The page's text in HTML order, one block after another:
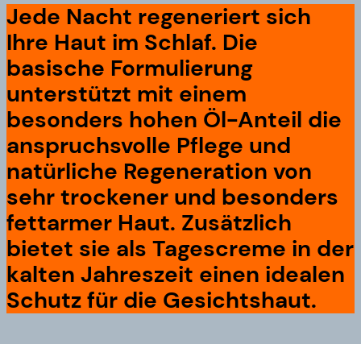
Jede Nacht regeneriert sich
Ihre Haut im Schlaf. Die
basische Formulierung
unterstützt mit einem
besonders hohen Öl-Anteil die
anspruchsvolle Pflege und
natürliche Regeneration von
sehr trockener und besonders
fettarmer Haut. Zusätzlich
bietet sie als Tagescreme in der
kalten Jahreszeit einen idealen
Schutz für die Gesichtshaut.